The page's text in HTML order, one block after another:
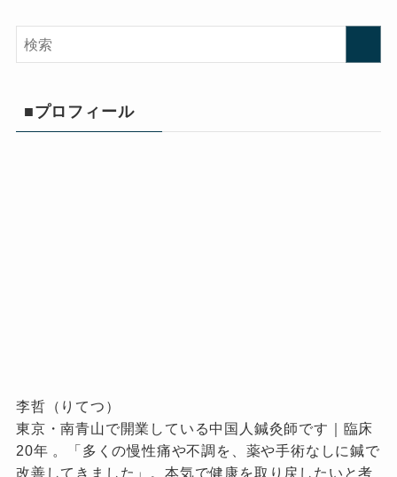
■プロフィール
李哲（りてつ）
東京・南青山で開業している中国人鍼灸師です｜臨床
20年 。「多くの慢性痛や不調を、薬や手術なしに鍼で
改善してきました」。本気で健康を取り戻したいと考